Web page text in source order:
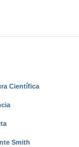
Científica
Smith